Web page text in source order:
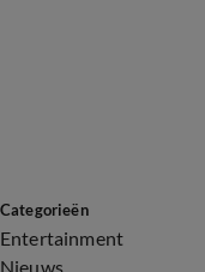
Categorieën
Entertainment
Nieuws